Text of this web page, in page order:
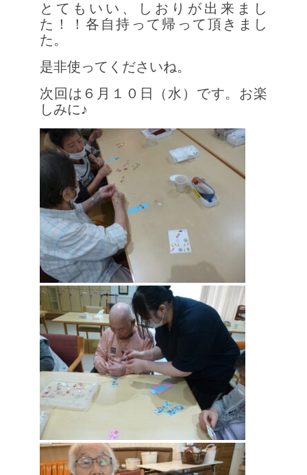
とてもいい、しおりが出来まし
た！！各自持って帰って頂きまし
た。
是非使ってくださいね。
次回は６月１０日（水）です。お楽
しみに♪